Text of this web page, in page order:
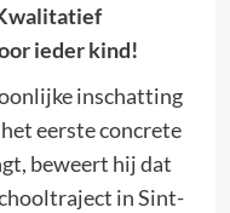
ieder kind!
inschatting
eerste concrete
beweert hij dat
in Sint-